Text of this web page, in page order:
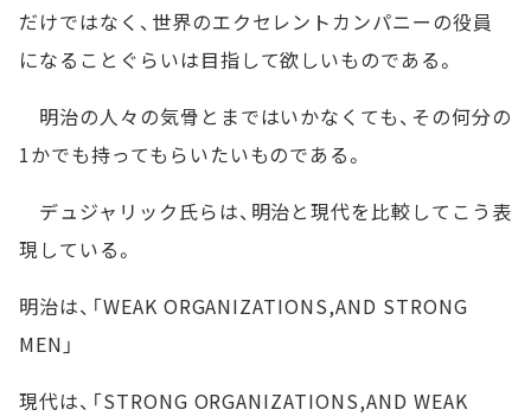
だけではなく、世界のエクセレントカンパニーの役員
になることぐらいは目指して欲しいものである。
明治の人々の気骨とまではいかなくても、その何分の
1かでも持ってもらいたいものである。
デュジャリック氏らは、明治と現代を比較してこう表
現している。
明治は、「WEAK ORGANIZATIONS,AND STRONG
MEN」
現代は、「STRONG ORGANIZATIONS,AND WEAK